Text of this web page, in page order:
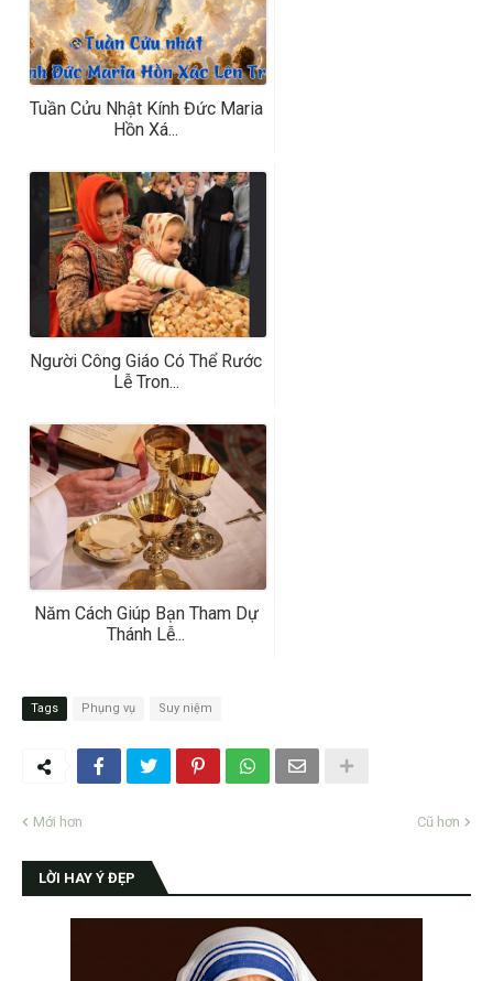
Tuần Cửu Nhật Kính Đức Maria
Hồn Xá...
Người Công Giáo Có Thể Rước
Lễ Tron...
Năm Cách Giúp Bạn Tham Dự
Thánh Lễ...
Tags Phụng vụ Suy niệm
Mới hơn Cũ hơn
LỜI HAY Ý ĐẸP